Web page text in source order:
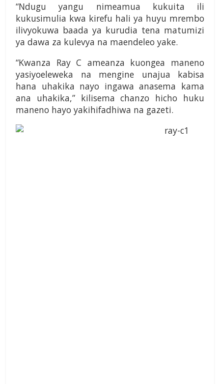
“Ndugu yangu nimeamua kukuita ili
kukusimulia kwa kirefu hali ya huyu mrembo
ilivyokuwa baada ya kurudia tena matumizi
ya dawa za kulevya na maendeleo yake.
“Kwanza Ray C ameanza kuongea maneno
yasiyoeleweka na mengine unajua kabisa
hana uhakika nayo ingawa anasema kama
ana uhakika,” kilisema chanzo hicho huku
maneno hayo yakihifadhiwa na gazeti.